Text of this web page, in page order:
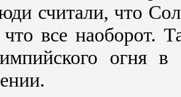
считали, что
все наоборот.
огня в